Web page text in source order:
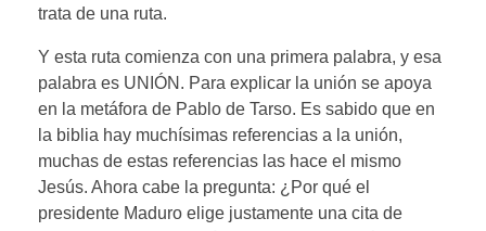
trata de una ruta.
Y esta ruta comienza con una primera palabra, y esa
palabra es UNIÓN. Para explicar la unión se apoya
en la metáfora de Pablo de Tarso. Es sabido que en
la biblia hay muchísimas referencias a la unión,
muchas de estas referencias las hace el mismo
Jesús. Ahora cabe la pregunta: ¿Por qué el
presidente Maduro elige justamente una cita de